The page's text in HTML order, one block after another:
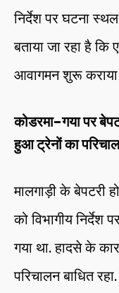
निर्देश पर घटना
बताया जा रहा है
आवागमन शुरू कराया
कोडरमा-गया पर
हुआ ट्रेनों का
मालगाड़ी के बेपटरी
को विभागीय निर्देश
गया था. हादसे के
परिचालन बाधित